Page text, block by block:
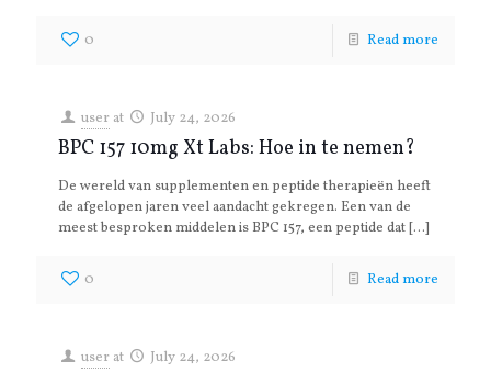
0 Read more
user at July 24, 2026
BPC 157 10mg Xt Labs: Hoe in te nemen?
De wereld van supplementen en peptide therapieën heeft
de afgelopen jaren veel aandacht gekregen. Een van de
meest besproken middelen is BPC 157, een peptide dat[…]
0 Read more
user at July 24, 2026